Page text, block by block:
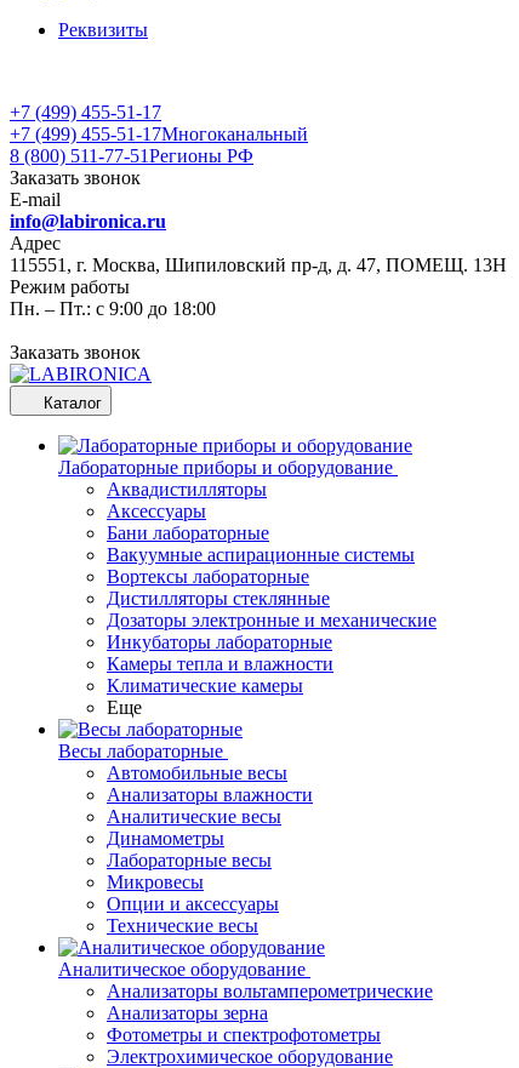
Реквизиты
+7 (499) 455-51-17
+7 (499) 455-51-17Многоканальный
8 (800) 511-77-51Регионы РФ
Заказать звонок
E-mail
info@labironica.ru
Адрес
115551, г. Москва, Шипиловский пр-д, д. 47, ПОМЕЩ. 13Н
Режим работы
Пн. – Пт.: с 9:00 до 18:00
Заказать звонок
Каталог
Лабораторные приборы и оборудование
Аквадистилляторы
Аксессуары
Бани лабораторные
Вакуумные аспирационные системы
Вортексы лабораторные
Дистилляторы стеклянные
Дозаторы электронные и механические
Инкубаторы лабораторные
Камеры тепла и влажности
Климатические камеры
Еще
Весы лабораторные
Автомобильные весы
Анализаторы влажности
Аналитические весы
Динамометры
Лабораторные весы
Микровесы
Опции и аксессуары
Технические весы
Аналитическое оборудование
Анализаторы вольтамперометрические
Анализаторы зерна
Фотометры и спектрофотометры
Электрохимическое оборудование